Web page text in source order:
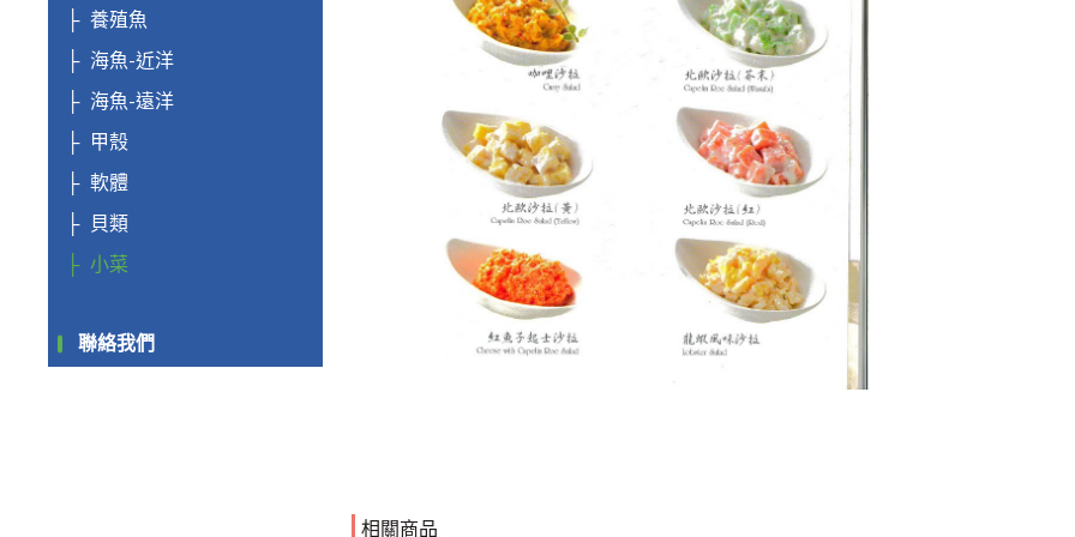
養殖魚
海魚-近洋
海魚-遠洋
甲殼
軟體
貝類
小菜
聯絡我們
相關商品